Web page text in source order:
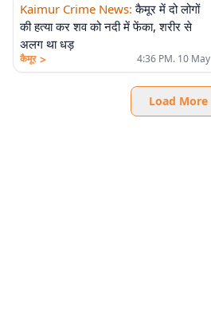
Kaimur Crime News: कैमूर में दो लोगों
की हत्या कर शव को नदी में फेंका, शरीर से
अलग था धड़
कैमूर > 4:36 PM. 10 May
Load More